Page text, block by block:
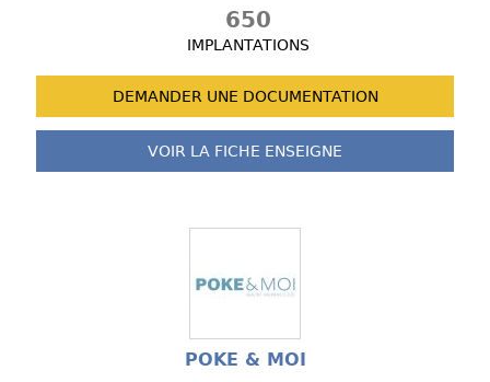
650
IMPLANTATIONS
DEMANDER UNE DOCUMENTATION
VOIR LA FICHE ENSEIGNE
POKE & MOI